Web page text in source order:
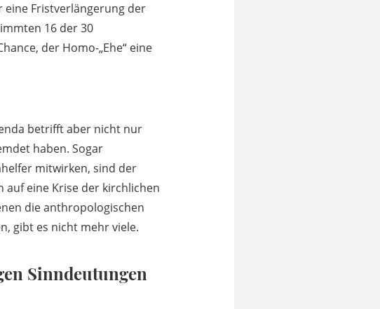
eine Fristverlängerung der
16 der 30
der Homo-„Ehe“ eine
betrifft aber nicht nur
haben. Sogar
mitwirken, sind der
auf eine Krise der kirchlichen
die anthropologischen
gibt es nicht mehr viele.
Sinndeutungen